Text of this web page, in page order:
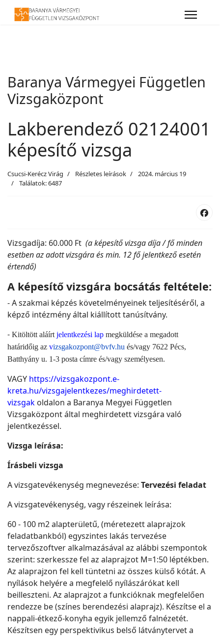
Baranya Vármegyei Független
Vizsgaközpont
Lakberendező 02124001
képesítő vizsga
Csucsi-Kerécz Virág Részletes leírások
2024. március 19
Találatok: 6487
Vizsgadíja: 60.000 Ft (a képesítő vizsga díja / fő minden
esetben az adott vizsgára és min. 12 fő jelentkező esetén
értendő)
A képesítő vizsgára bocsátás feltétele:
- A szakmai képzés követelményeinek teljesítéséről, a
képző intézmény által kiállított tanúsítvány.
- Kitöltött aláírt jelentkezési lap megküldése a megadott
határidőig az vizsgakozpont@bvfv.hu és/vagy 7622 Pécs,
Batthyány u. 1-3 posta címre és/vagy személyesen.
VAGY https://vizsgakozpont.e-
kreta.hu/vizsgajelentkezes/meghirdetett-
vizsgak oldalon a Baranya Megyei Független
Vizsgaközpont által meghirdetett vizsgára való
jelentkezéssel.
Vizsga leírása:
Írásbeli vizsga
A vizsgatevékenység megnevezése: Tervezési feladat
A vizsgatevékenység, vagy részeinek leírása:
60 - 100 m2 alapterületű, (méretezett alaprajzok
feladatbankból) egyszintes lakás tervezése
tervezőszoftver alkalmazásával az alábbi szempontok
szerint: szerkessze fel az alaprajzot M=1:50 léptékben.
Az alaprajzon fel kell tüntetni az összes külső kótát. A
nyílások helyére a megfelelő nyílászárókat kell
beilleszteni. Az alaprajzot a funkcióknak megfelelően
rendezze be (színes berendezési alaprajz). Készítse el a
nappali-étkező-konyha egyik jellemző falnézetét.
Készítsen egy perspektivikus belső látványtervet a